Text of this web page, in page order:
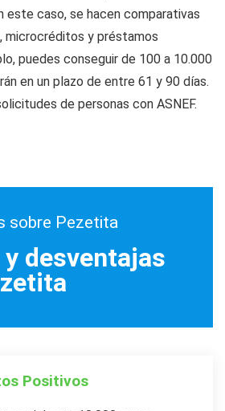
este caso, se hacen comparativas
microcréditos y préstamos
puedes conseguir de 100 a 10.000
en un plazo de entre 61 y 90 días.
de personas con ASNEF.
sobre Pezetita
desventajas
Positivos